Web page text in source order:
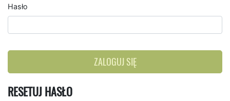
Hasło
ZALOGUJ SIĘ
RESETUJ HASŁO